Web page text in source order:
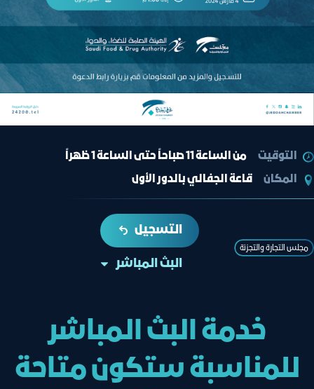
التوقيت
من الساعة 11 صباحاً حتى الساعة 1 ظهراً
المكان
قاعة الجفالي بالدور الأول
ﻣﺠﻠﺲ اﻟﺘﺠﺎرة واﻟﺘﺠﺰﺋﺔ
التسجيل
البث المباشر
خدمة البث المباشر
للمناسبة ستكون متاحة